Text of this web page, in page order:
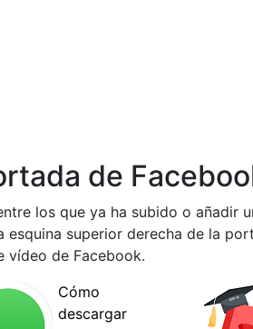
de
los que ya ha subido o añadir
superior derecha de la
vídeo de Facebook.